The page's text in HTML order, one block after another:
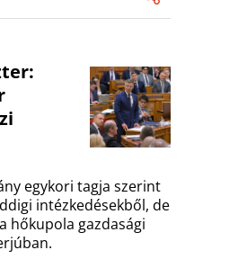
egykori tagja szerint
intézkedésekből, de
hőkupola gazdasági